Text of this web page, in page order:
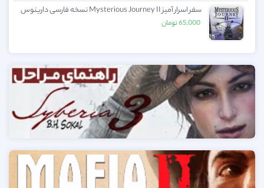
سفر اسرار آمیز Mysterious Journey II نسخه فارسی دارینوس
65,000تومان